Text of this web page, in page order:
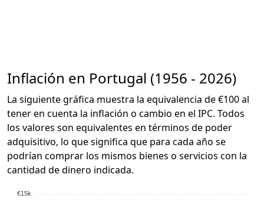
Inflación en Portugal (1956 - 2026)
La siguiente gráfica muestra la equivalencia de €100 al
tener en cuenta la inflación o cambio en el IPC. Todos
los valores son equivalentes en términos de poder
adquisitivo, lo que significa que para cada año se
podrían comprar los mismos bienes o servicios con la
cantidad de dinero indicada.
€15k